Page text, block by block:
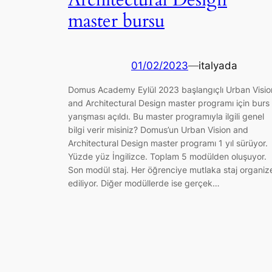
master bursu
01/02/2023—italyada
Domus Academy Eylül 2023 başlangıçlı Urban
and Architectural Design master programı için burs
yarışması açıldı. Bu master programıyla ilgili genel
bilgi verir misiniz? Domus’un Urban Vision and
Architectural Design master programı 1 yıl sürüyor.
Yüzde yüz İngilizce. Toplam 5 modülden oluşuyor.
Son modül staj. Her öğrenciye mutlaka staj
ediliyor. Diğer modüllerde ise gerçek…